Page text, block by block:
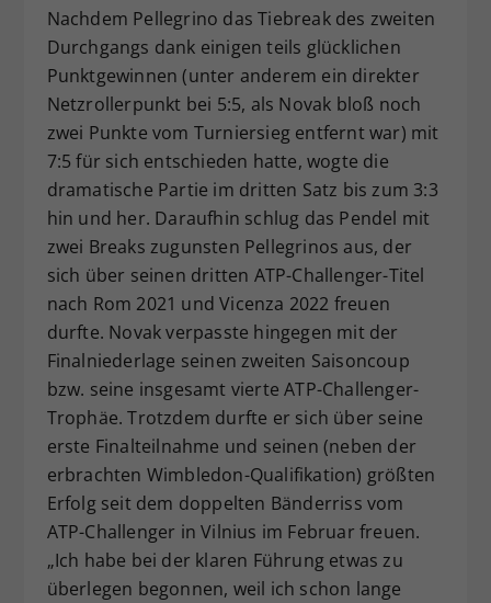
Nachdem Pellegrino das Tiebreak des zweiten
Durchgangs dank einigen teils glücklichen
Punktgewinnen (unter anderem ein direkter
Netzrollerpunkt bei 5:5, als Novak bloß noch
zwei Punkte vom Turniersieg entfernt war) mit
7:5 für sich entschieden hatte, wogte die
dramatische Partie im dritten Satz bis zum 3:3
hin und her. Daraufhin schlug das Pendel mit
zwei Breaks zugunsten Pellegrinos aus, der
sich über seinen dritten ATP-Challenger-Titel
nach Rom 2021 und Vicenza 2022 freuen
durfte. Novak verpasste hingegen mit der
Finalniederlage seinen zweiten Saisoncoup
bzw. seine insgesamt vierte ATP-Challenger-
Trophäe. Trotzdem durfte er sich über seine
erste Finalteilnahme und seinen (neben der
erbrachten Wimbledon-Qualifikation) größten
Erfolg seit dem doppelten Bänderriss vom
ATP-Challenger in Vilnius im Februar freuen.
„Ich habe bei der klaren Führung etwas zu
überlegen begonnen, weil ich schon lange